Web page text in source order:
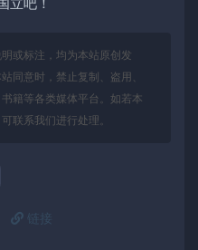
立吧！
或标注，均为本站原创发
同意时，禁止复制、盗用、
籍等各类媒体平台。如若本
联系我们进行处理。
链接